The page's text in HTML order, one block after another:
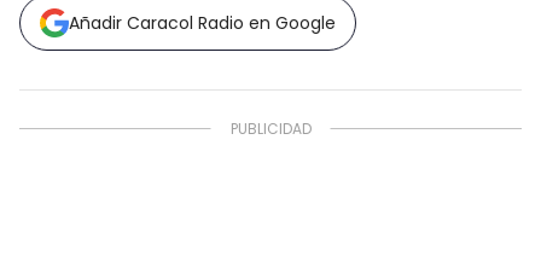
Añadir Caracol Radio en Google